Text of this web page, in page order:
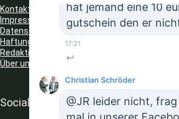
Kontakt
Impressum
Datenschutz
Haftungsausschluss
Redaktionelle Richtlinien
Über uns
Social Media
hat jemand eine 10
gutschein den er
17:21
↩
Christian Schröder
@JR leider nicht,